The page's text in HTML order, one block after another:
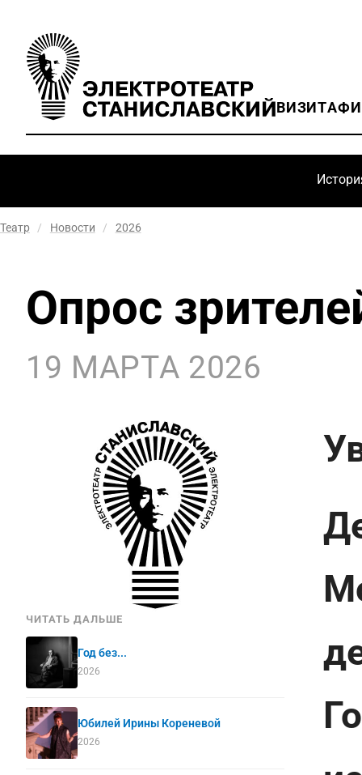
ВИЗИТ
Театр / Новости / 2026
Опрос
19 МАРТА 2026
ЧИТАТЬ ДАЛЬШЕ
Год без...
2026
Юбилей Ирины Кореневой
2026